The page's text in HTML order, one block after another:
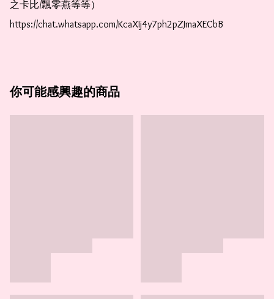
之卡比/飄零燕等等）
https://chat.whatsapp.com/KcaXIj4y7ph2pZJmaXECbB
你可能感興趣的商品